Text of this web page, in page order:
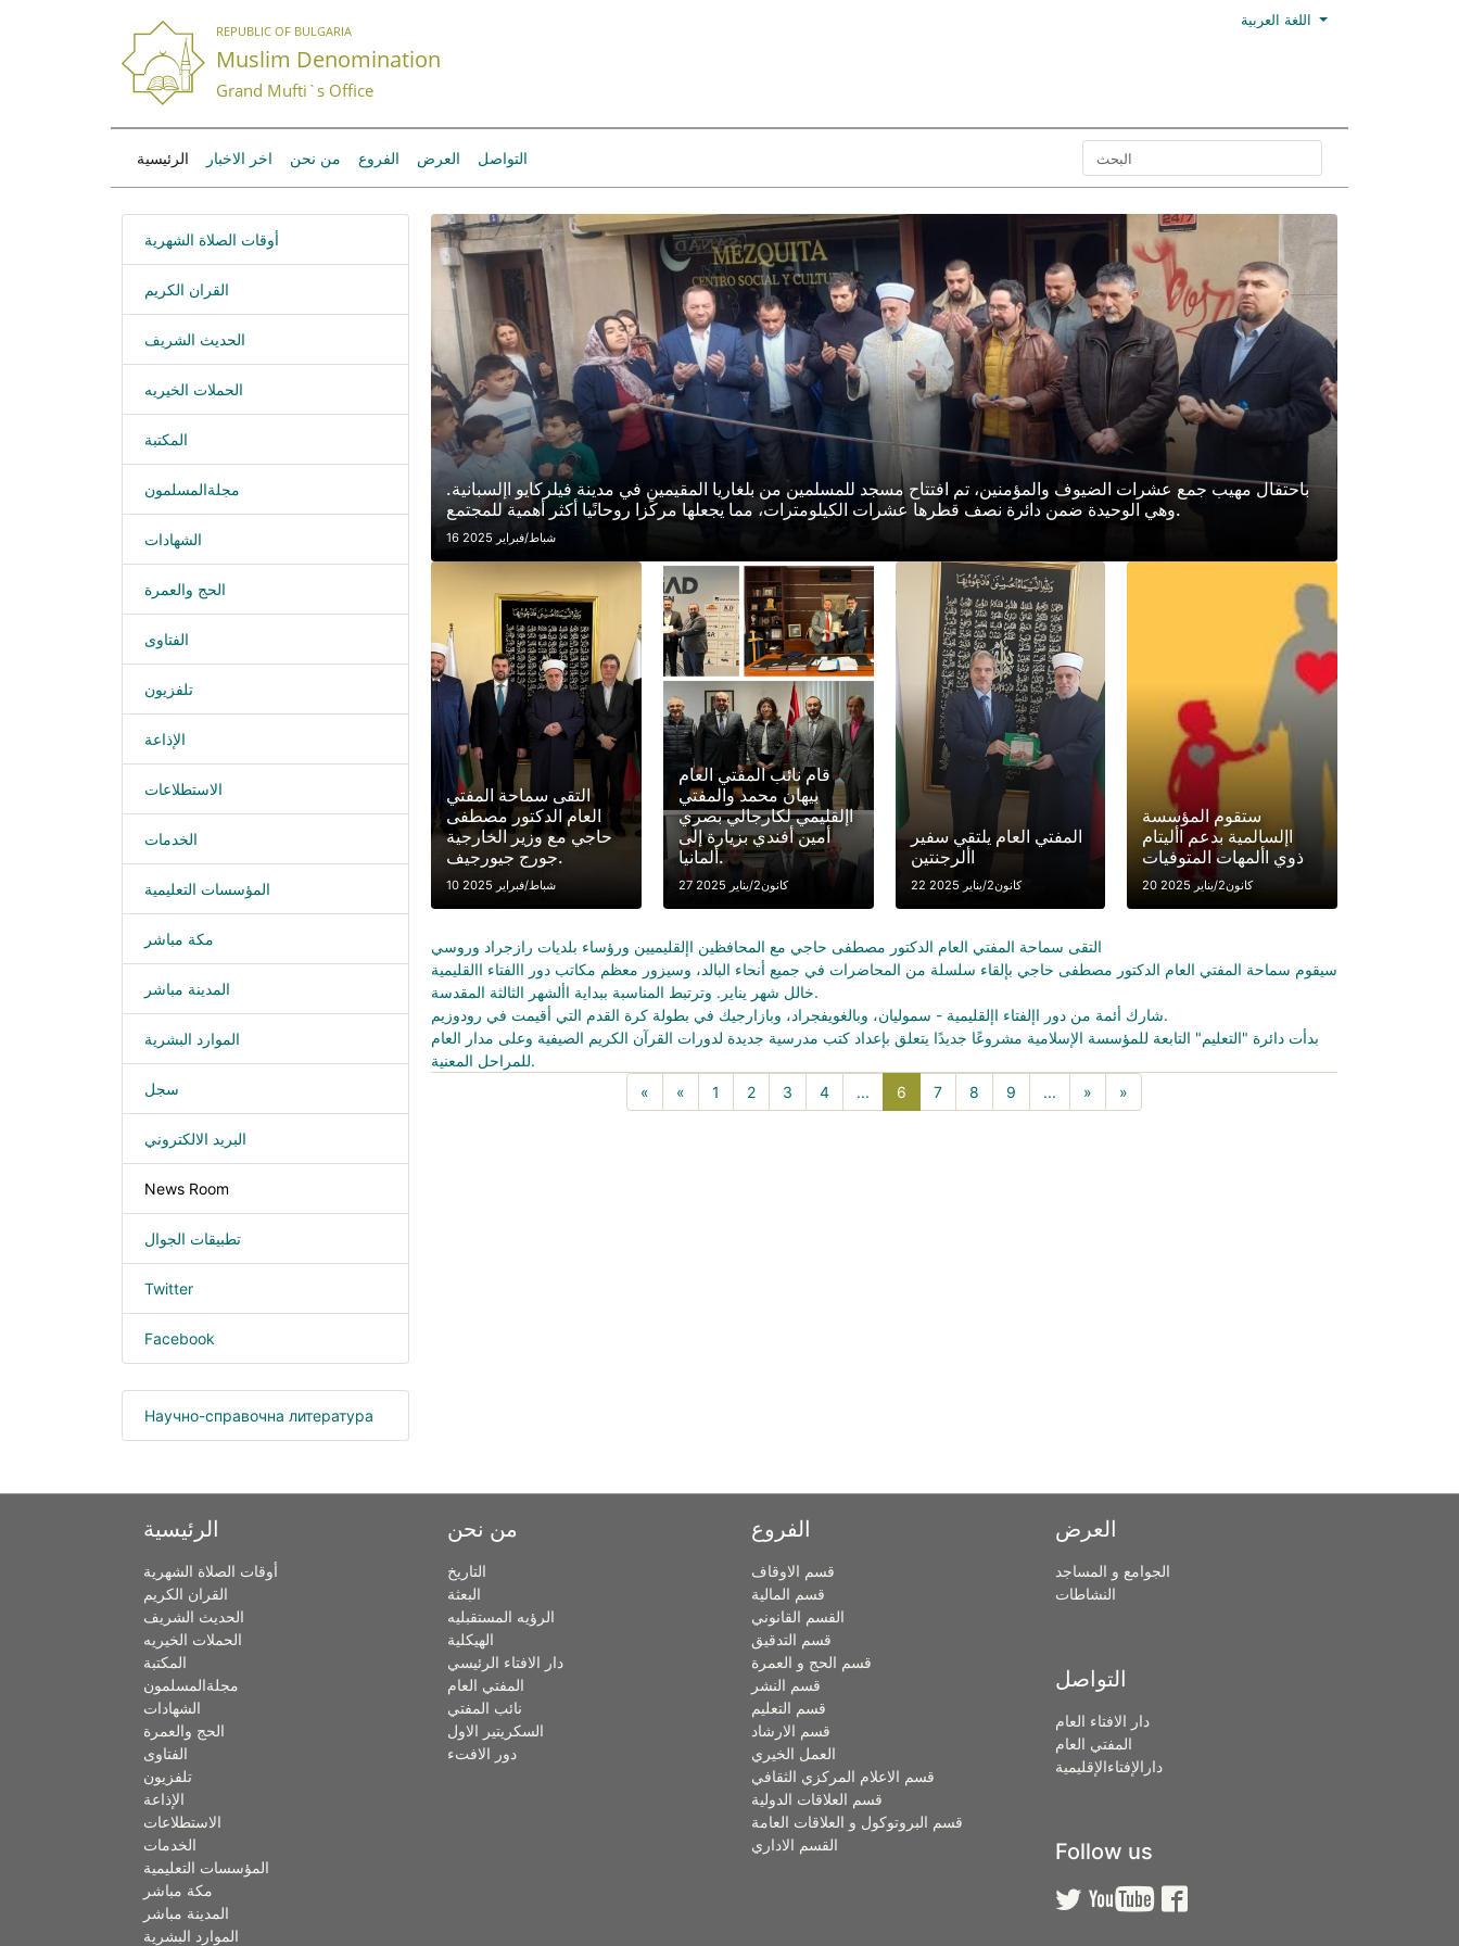
REPUBLIC OF BULGARIA
Muslim Denomination
Grand Mufti`s Office
اللغة العربية
الرئيسية اخر الاخبار من نحن الفروع العرض التواصل
أوقات الصلاة الشهرية
القران الكريم
الحديث الشريف
الحملات الخيريه
المكتبة
مجلةالمسلمون
الشهادات
الحج والعمرة
الفتاوى
تلفزيون
الإذاعة
الاستطلاعات
الخدمات
المؤسسات التعليمية
مكة مباشر
المدينة مباشر
الموارد البشرية
سجل
البريد الالكتروني
News Room
تطبيقات الجوال
Twitter
Facebook
Научно-справочна литература
باحتفال مهيب جمع عشرات الضيوف والمؤمنين، تم افتتاح مسجد للمسلمين من بلغاريا المقيمين في مدينة فيلركايو اإلسبانية.
وهي الوحيدة ضمن دائرة نصف قطرها عشرات الكيلومترات، مما يجعلها مركًزا روحانًيا أكثر أهمية للمجتمع.
16 شباط/فبراير 2025
التقى سماحة المفتي
العام الدكتور مصطفى
حاجي مع وزير الخارجية
جورج جيورجيف.
10 شباط/فبراير 2025
قام نائب المفتي العام
بيهان محمد والمفتي
اإلقليمي لكارجالي بصري
أمين أفندي بزيارة إلى
ألمانيا.
27 كانون2/يناير 2025
المفتي العام يلتقي سفير
األرجنتين
22 كانون2/يناير 2025
ستقوم المؤسسة
اإلسالمية بدعم األيتام
ذوي األمهات المتوفيات
20 كانون2/يناير 2025
التقى سماحة المفتي العام الدكتور مصطفى حاجي مع المحافظين اإلقليميين ورؤساء بلديات رازجراد وروسي
سيقوم سماحة المفتي العام الدكتور مصطفى حاجي بإلقاء سلسلة من المحاضرات في جميع أنحاء البالد، وسيزور معظم مكاتب دور االفتاء االقليمية
خالل شهر يناير. وترتبط المناسبة ببداية األشهر الثالثة المقدسة.
شارك أئمة من دور اإلفتاء اإلقليمية - سموليان، وبالغويفجراد، وبازارجيك في بطولة كرة القدم التي أقيمت في رودوزيم.
بدأت دائرة "التعليم" التابعة للمؤسسة الإسلامية مشروعًا جديدًا يتعلق بإعداد كتب مدرسية جديدة لدورات القرآن الكريم الصيفية وعلى مدار العام
للمراحل المعنية.
«
« 1 2 3 4 ... 6 6(current)
7 8 9 ... » »
الرئيسية
أوقات الصلاة الشهرية
القران الكريم
الحديث الشريف
الحملات الخيريه
المكتبة
مجلةالمسلمون
الشهادات
الحج والعمرة
الفتاوى
تلفزيون
الإذاعة
الاستطلاعات
الخدمات
المؤسسات التعليمية
مكة مباشر
المدينة مباشر
الموارد البشرية
من نحن
التاريخ
البعثة
الرؤيه المستقبليه
الهيكلية
دار الافتاء الرئيسي
المفتي العام
نائب المفتي
السكريتير الاول
دور الافتء
الفروع
قسم الاوقاف
قسم المالية
القسم القانوني
قسم التدقيق
قسم الحج و العمرة
قسم النشر
قسم التعليم
قسم الارشاد
العمل الخيري
قسم الاعلام المركزي الثقافي
قسم العلاقات الدولية
قسم البروتوكول و العلاقات العامة
القسم الاداري
العرض
الجوامع و المساجد
النشاطات
التواصل
دار الافتاء العام
المفتي العام
دارالإفتاءالإقليمية
Follow us
  